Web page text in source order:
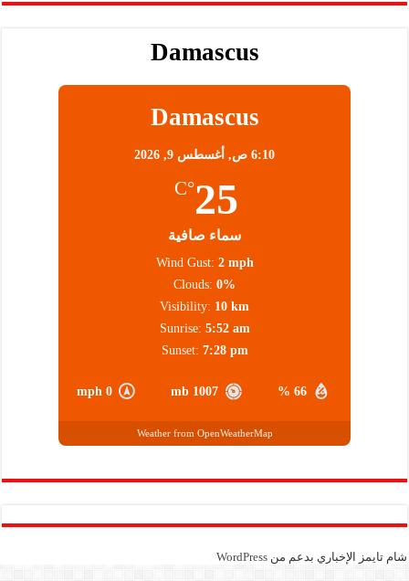
Damascus
Damascus
6:10 ص, أغسطس 9, 2026
25
°C
سماء صافية
66 %
1007 mb
0 mph
Wind Gust: 2 mph
Clouds: 0%
Visibility: 10 km
Sunrise: 5:52 am
Sunset: 7:28 pm
Weather from OpenWeatherMap
شام تايمز الإخباري بدعم منWordPress